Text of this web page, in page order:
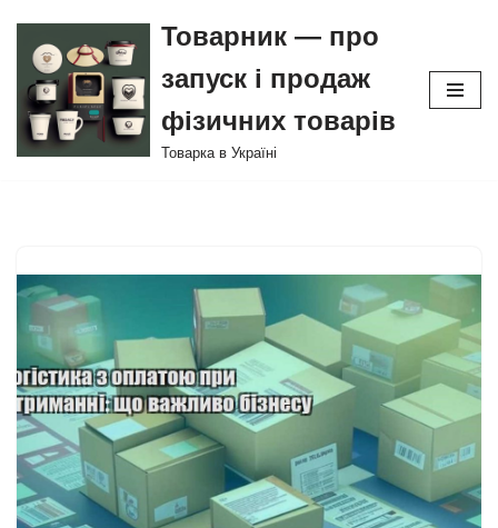
Перейти
до
вмісту
Товарник — про
запуск і продаж
фізичних товарів
Товарка в Україні